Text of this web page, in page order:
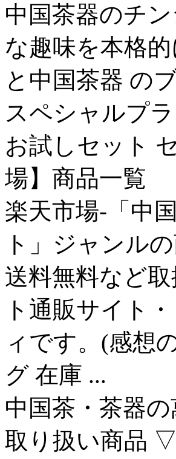
中国茶器のチ
な趣味を本格
と中国茶器 の
スペシャルプ
お試しセット
場】商品一覧
楽天市場-「中
ト」ジャンル
送料無料など
ト通販サイト
ィです。(感想
グ 在庫 ...
中国茶・茶器
取り扱い商品